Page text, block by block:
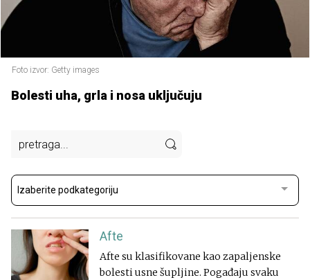
Foto izvor: Getty images
Bolesti uha, grla i nosa uključuju
Izaberite podkategoriju
Afte
Afte su klasifikovane kao zapaljenske
bolesti usne šupljine. Pogađaju svaku